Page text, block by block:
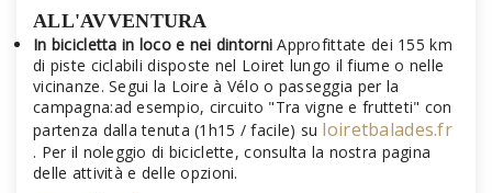
ALL'AVVENTURA
In bicicletta in loco e nei dintorni Approfittate dei 155 km
di piste ciclabili disposte nel Loiret lungo il fiume o nelle
vicinanze. Segui la Loire à Vélo o passeggia per la
campagna:ad esempio, circuito "Tra vigne e frutteti" con
partenza dalla tenuta (1h15 / facile) su loiretbalades.fr
. Per il noleggio di biciclette, consulta la nostra pagina
delle attività e delle opzioni.